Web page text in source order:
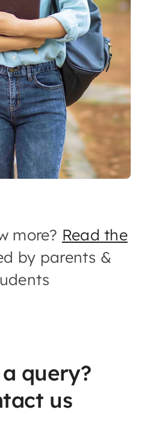
more? Read the
by parents &
query?
us